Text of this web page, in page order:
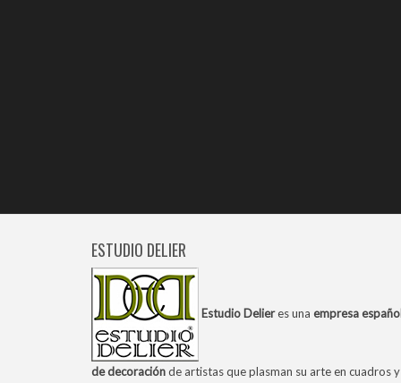
ESTUDIO DELIER
Estudio Delieres una empresa
de decoraciónde artistas que plasman su arte en cuadros y